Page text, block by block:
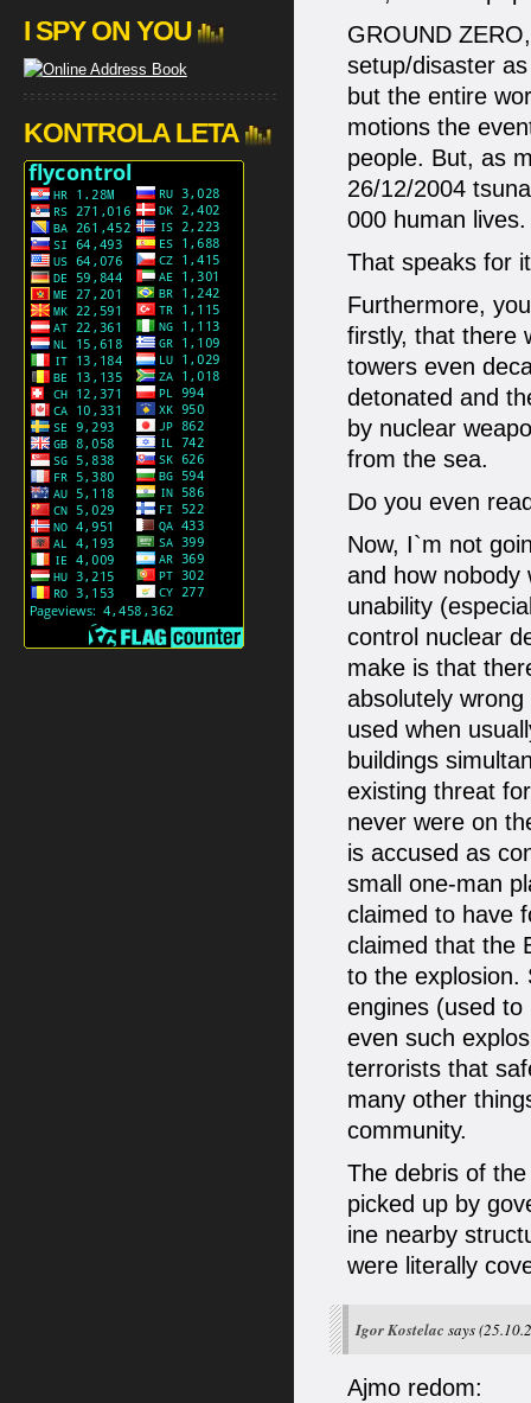
GROUND
setup/disaster
but the entire
motions the
people. But, as
26/12/2004
000 human lives.
That speaks for
Furthermore,
firstly, that there
towers even
detonated and
by nuclear
from the sea.
Do you even
Now, I`m not
and how nobody
unability
control nuclear
make is that
absolutely
used when
buildings
existing threat
never were on
is accused as
small one-man
claimed to have
claimed that the
to the explosion.
engines (used
even such
terrorists that
many other
community.
The debris of
picked up by
ine nearby
were literally
Igor Kostelac says
Ajmo redom:
I SPY ON YOU
KONTROLA LETA